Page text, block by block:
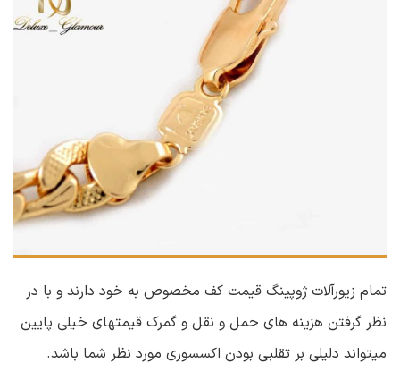
تمام زیورآلات ژوپینگ قیمت کف مخصوص به خود دارند و با در
نظر گرفتن هزینه های حمل و نقل و گمرک قیمتهای خیلی پایین
میتواند دلیلی بر تقلبی بودن اکسسوری مورد نظر شما باشد.